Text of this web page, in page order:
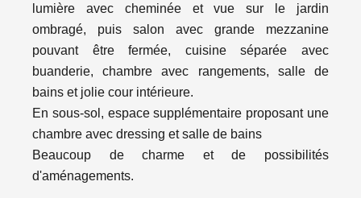
lumière avec cheminée et vue sur le jardin
ombragé, puis salon avec grande mezzanine
pouvant être fermée, cuisine séparée avec
buanderie, chambre avec rangements, salle de
bains et jolie cour intérieure.
En sous-sol, espace supplémentaire proposant une
chambre avec dressing et salle de bains
Beaucoup de charme et de possibilités
d'aménagements.